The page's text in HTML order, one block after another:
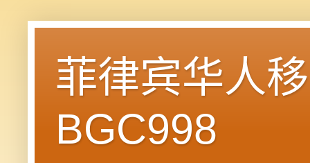
菲律宾华人
BGC998